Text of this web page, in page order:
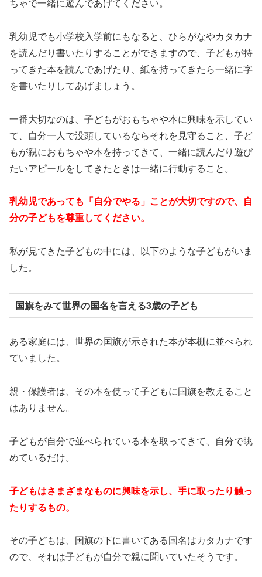
ちゃで一緒に遊んであげてください。
乳幼児でも小学校入学前にもなると、ひらがなやカタカナ
を読んだり書いたりすることができますので、子どもが持
ってきた本を読んであげたり、紙を持ってきたら一緒に字
を書いたりしてあげましょう。
一番大切なのは、子どもがおもちゃや本に興味を示してい
て、自分一人で没頭しているならそれを見守ること、子ど
もが親におもちゃや本を持ってきて、一緒に読んだり遊び
たいアピールをしてきたときは一緒に行動すること。
乳幼児であっても「自分でやる」ことが大切ですので、自
分の子どもを尊重してください。
私が見てきた子どもの中には、以下のような子どもがいま
した。
国旗をみて世界の国名を言える3歳の子ども
ある家庭には、世界の国旗が示された本が本棚に並べられ
ていました。
親・保護者は、その本を使って子どもに国旗を教えること
はありません。
子どもが自分で並べられている本を取ってきて、自分で眺
めているだけ。
子どもはさまざまなものに興味を示し、手に取ったり触っ
たりするもの。
その子どもは、国旗の下に書いてある国名はカタカナです
ので、それは子どもが自分で親に聞いていたそうです。